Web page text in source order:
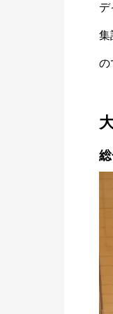
デ
集
の